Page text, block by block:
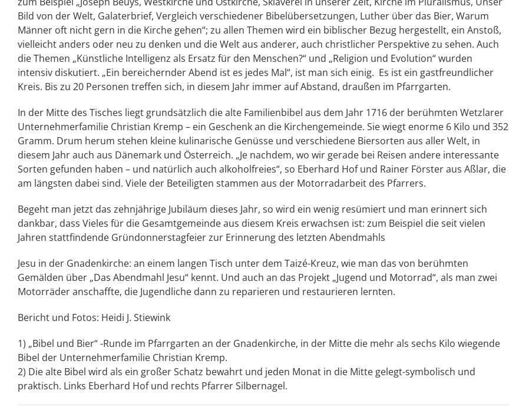
Bild von der Welt, Galaterbrief, Vergleich verschiedener Bibelübersetzungen, Luther über das Bier, Warum
Männer oft nicht gern in die Kirche gehen“; zu allen Themen wird ein biblischer Bezug hergestellt, ein Anstoß,
vielleicht anders oder neu zu denken und die Welt aus anderer, auch christlicher Perspektive zu sehen. Auch
die Themen „Künstliche Intelligenz als Ersatz für den Menschen?“ und „Religion und Evolution“ wurden
intensiv diskutiert. „Ein bereichernder Abend ist es jedes Mal“, ist man sich einig. Es ist ein gastfreundlicher
Kreis. Bis zu 20 Personen treffen sich, in diesem Jahr immer auf Abstand, draußen im Pfarrgarten.
In der Mitte des Tisches liegt grundsätzlich die alte Familienbibel aus dem Jahr 1716 der berühmten Wetzlarer
Unternehmerfamilie Christian Kremp – ein Geschenk an die Kirchengemeinde. Sie wiegt enorme 6 Kilo und 352
Gramm. Drum herum stehen kleine kulinarische Genüsse und verschiedene Biersorten aus aller Welt, in
diesem Jahr auch aus Dänemark und Österreich. „Je nachdem, wo wir gerade bei Reisen andere interessante
Sorten gefunden haben – und natürlich auch alkoholfreies“, so Eberhard Hof und Rainer Förster aus Aßlar, die
am längsten dabei sind. Viele der Beteiligten stammen aus der Motorradarbeit des Pfarrers.
Begeht man jetzt das zehnjährige Jubiläum dieses Jahr, so wird ein wenig resümiert und man erinnert sich
dankbar, dass Vieles für die Gesamtgemeinde aus diesem Kreis erwachsen ist: zum Beispiel die seit vielen
Jahren stattfindende Gründonnerstagfeier zur Erinnerung des letzten Abendmahls
Jesu in der Gnadenkirche: an einem langen Tisch unter dem Taizé-Kreuz, wie man das von berühmten
Gemälden über „Das Abendmahl Jesu“ kennt. Und auch an das Projekt „Jugend und Motorrad“, als man zwei
Motorräder anschaffte, die Jugendliche dann zu reparieren und restaurieren lernten.
Bericht und Fotos: Heidi J. Stiewink
1) „Bibel und Bier“ -Runde im Pfarrgarten an der Gnadenkirche, in der Mitte die mehr als sechs Kilo wiegende
Bibel der Unternehmerfamilie Christian Kremp.
2) Die alte Bibel wird als ein großer Schatz bewahrt und jeden Monat in die Mitte gelegt-symbolisch und
praktisch. Links Eberhard Hof und rechts Pfarrer Silbernagel.